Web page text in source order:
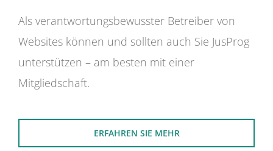
Als verantwortungsbewusster Betreiber von
Websites können und sollten auch Sie JusProg
unterstützen – am besten mit einer
Mitgliedschaft.
ERFAHREN SIE MEHR